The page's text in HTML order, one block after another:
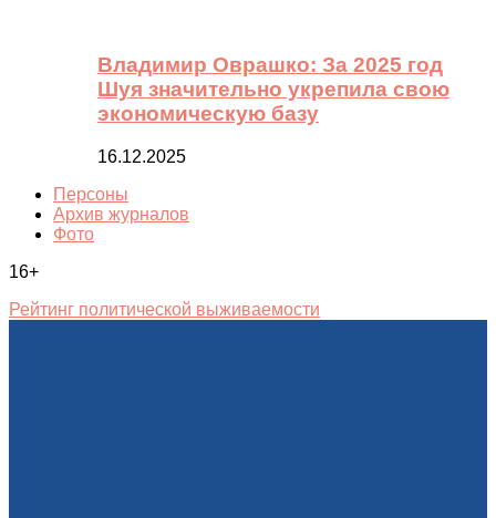
Владимир Оврашко: За 2025 год
Шуя значительно укрепила свою
экономическую базу
16.12.2025
Персоны
Архив журналов
Фото
16+
Рейтинг политической выживаемости